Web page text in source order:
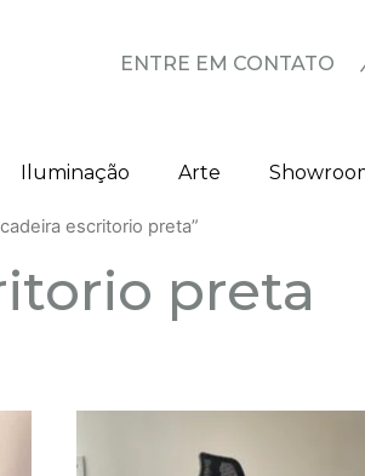
ENTRE EM CONTATO
Iluminação Arte
escritorio preta”
preta